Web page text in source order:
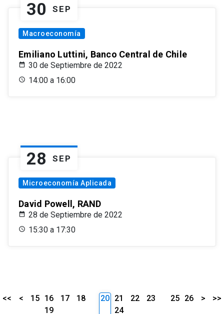
30 SEP
Macroeconomía
Emiliano Luttini, Banco Central de Chile
30 de Septiembre de 2022
14:00 a 16:00
28 SEP
Microeconomía Aplicada
David Powell, RAND
28 de Septiembre de 2022
15:30 a 17:30
<< < 15 16 17
18
19
20 21 22
23
24
25 26 > >>